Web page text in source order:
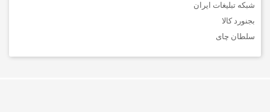
شبکه تبلیغات ایران
بجنورد کالا
سلطان چای